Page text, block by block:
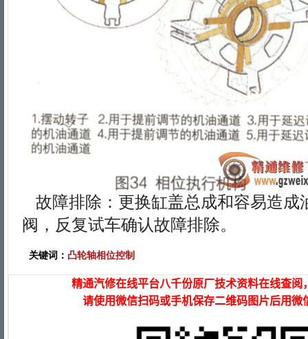
故障排除：更换缸盖总成和容易造成
阀，反复试车确认故障排除。
关键词： 凸轮轴相位控制